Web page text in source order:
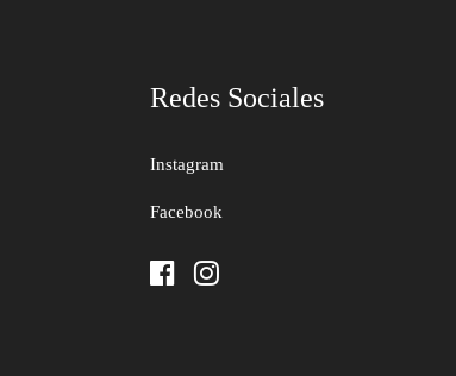
Redes Sociales
Instagram
Facebook